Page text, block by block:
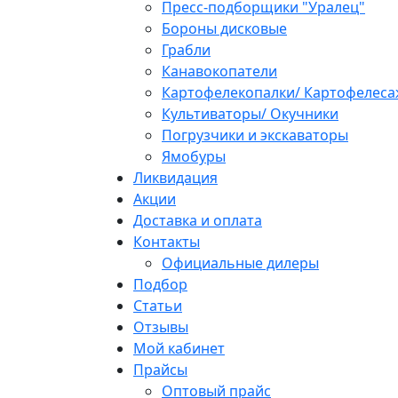
Пресс-подборщики "Уралец"
Бороны дисковые
Грабли
Канавокопатели
Картофелекопалки/
Культиваторы/ Окучники
Погрузчики и экскаваторы
Ямобуры
Ликвидация
Акции
Доставка и оплата
Контакты
Официальные дилеры
Подбор
Статьи
Отзывы
Мой кабинет
Прайсы
Оптовый прайс